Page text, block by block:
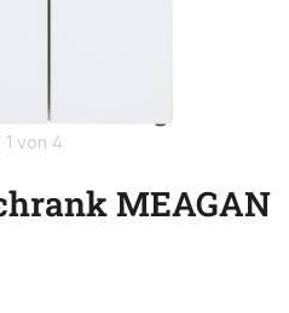
1 von 4
MEAGAN